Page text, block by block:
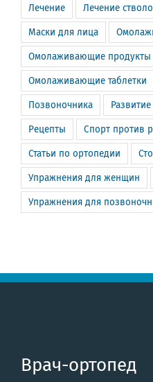
Лечение Лечение
Маски для лица
Омолаживающие продукты
Омолаживающие таблетки
Позвоночника
Рецепты Спорт против
Статьи по ортопедии
Упражнения для женщин
Упражнения для
Врач-ортопед